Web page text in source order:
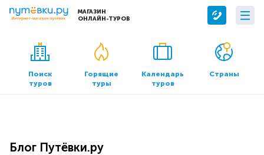
МАГАЗИН
ОНЛАЙН-ТУРОВ
Сервисы
Бронирование отелей
Трансфер
О компании
О нас
Контакты
Офисы продаж
Поиск
туров
Горящие
туры
Календарь
туров
Страны
Блог Путёвки.ру